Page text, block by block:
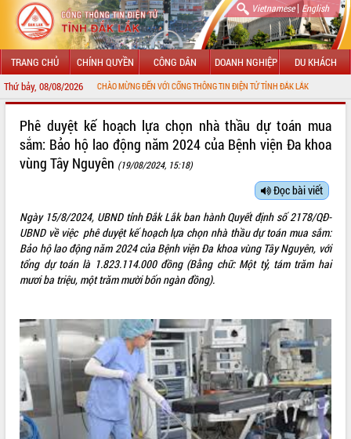
Vietnamese| English
TRANG CHỦ CHÍNH QUYỀN CÔNG DÂN DOANH NGHIỆP DU KHÁCH
Thứ bảy, 08/08/2026CHÀO MỪNG ĐẾN VỚI CỔNG THÔNG TIN ĐIỆN TỬ TỈNH ĐẮK LẮK
LÃNH ĐẠO UBND TỈNH
SỞ, BAN, NGÀNH
UBND CÁC XÃ, PHƯỜNG
THÔNG TIN CHỈ ĐẠO ĐIỀU HÀNH
VĂN BẢN HĐND TỈNH
ĐIỂM TIN VĂN BẢN
QUY HOẠCH - KẾ HOẠCH
Phê duyệt kế hoạch lựa chọn nhà thầu dự toán mua
sắm: Bảo hộ lao động năm 2024 của Bệnh viện Đa khoa
vùng Tây Nguyên (19/08/2024, 15:18)
Đọc bài viết
Ngày 15/8/2024, UBND tỉnh Đắk Lắk ban hành Quyết định số 2178/QĐ-
UBND về việc phê duyệt kế hoạch lựa chọn nhà thầu dự toán mua sắm:
Bảo hộ lao động năm 2024 của Bệnh viện Đa khoa vùng Tây Nguyên, với
tổng dự toán là 1.823.114.000 đồng (Bằng chữ: Một tỷ, tám trăm hai
mươi ba triệu, một trăm mười bốn ngàn đồng).